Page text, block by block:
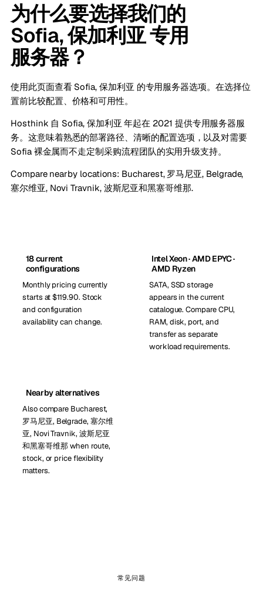
为什么要选择我们的
Sofia, 保加利亚 专用
服务器？
使用此页面查看 Sofia, 保加利亚 的专用服务器选项。在选择位
置前比较配置、价格和可用性。
Hosthink 自 Sofia, 保加利亚 年起在 2021 提供专用服务器服
务。这意味着熟悉的部署路径、清晰的配置选项，以及对需要
Sofia 裸金属而不走定制采购流程团队的实用升级支持。
Compare nearby locations: Bucharest, 罗马尼亚, Belgrade,
塞尔维亚, Novi Travnik, 波斯尼亚和黑塞哥维那.
18 current
configurations
Monthly pricing currently
starts at $119.90. Stock
and configuration
availability can change.
Intel Xeon · AMD EPYC ·
AMD Ryzen
SATA, SSD storage
appears in the current
catalogue. Compare CPU,
RAM, disk, port, and
transfer as separate
workload requirements.
Nearby alternatives
Also compare Bucharest,
罗马尼亚, Belgrade, 塞尔维
亚, Novi Travnik, 波斯尼亚
和黑塞哥维那 when route,
stock, or price flexibility
matters.
常见问题